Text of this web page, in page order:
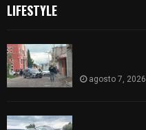
LIFESTYLE
agosto 7, 2026